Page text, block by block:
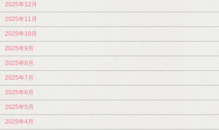
2025年12月
2025年11月
2025年10月
2025年9月
2025年8月
2025年7月
2025年6月
2025年5月
2025年4月